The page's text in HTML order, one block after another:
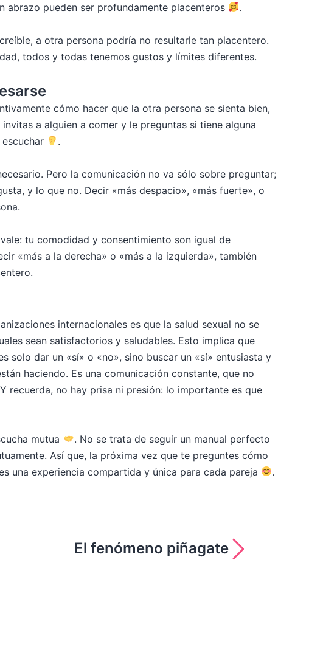
abrazo pueden ser profundamente placenteros
​.
a otra persona podría no resultarle tan placentero.
todos y todas tenemos gustos y límites diferentes.
cómo hacer que la otra persona se sienta bien,
a alguien a comer y le preguntas si tiene alguna
​.
Pero la comunicación no va sólo sobre preguntar;
y lo que no. Decir «más despacio», «más fuerte», o
tu comodidad y consentimiento son igual de
«más a la derecha» o «más a la izquierda», también
internacionales es que la salud sexual no se
sean satisfactorios y saludables. Esto implica que
solo dar un «sí» o «no», sino buscar un «sí» entusiasta y
haciendo. Es una comunicación constante, que no
recuerda, no hay prisa ni presión: lo importante es que
mutua
​. No se trata de seguir un manual perfecto
Así que, la próxima vez que te preguntes cómo
una experiencia compartida y única para cada pareja
.
El fenómeno piñagate